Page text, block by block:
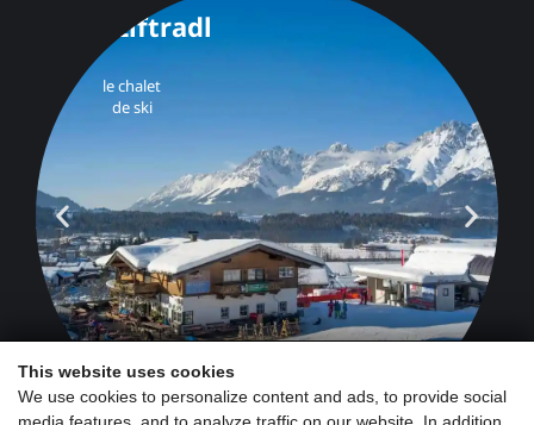
This website uses cookies
We use cookies to personalize content and ads, to provide social